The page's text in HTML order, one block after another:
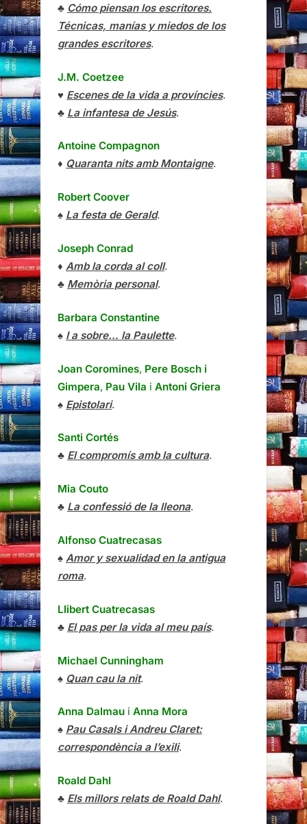
♣ Cómo piensan los escritores.
Técnicas, manías y miedos de los
grandes escritores.
J.M. Coetzee
♥ Escenes de la vida a províncies.
♣ La infantesa de Jesús.
Antoine Compagnon
♦ Quaranta nits amb Montaigne.
Robert Coover
♠ La festa de Gerald.
Joseph Conrad
♦ Amb la corda al coll.
♣ Memòria personal.
Barbara Constantine
♠ I a sobre… la Paulette.
Joan Coromines, Pere Bosch i
Gimpera, Pau Vila i Antoni Griera
♠ Epistolari.
Santi Cortés
♣ El compromís amb la cultura.
Mia Couto
♣ La confessió de la lleona.
Alfonso Cuatrecasas
♠ Amor y sexualidad en la antigua
roma.
Llibert Cuatrecasas
♣ El pas per la vida al meu país.
Michael Cunningham
♠ Quan cau la nit.
Anna Dalmau i Anna Mora
♠ Pau Casals i Andreu Claret:
correspondència a l’exili.
Roald Dahl
♣ Els millors relats de Roald Dahl.